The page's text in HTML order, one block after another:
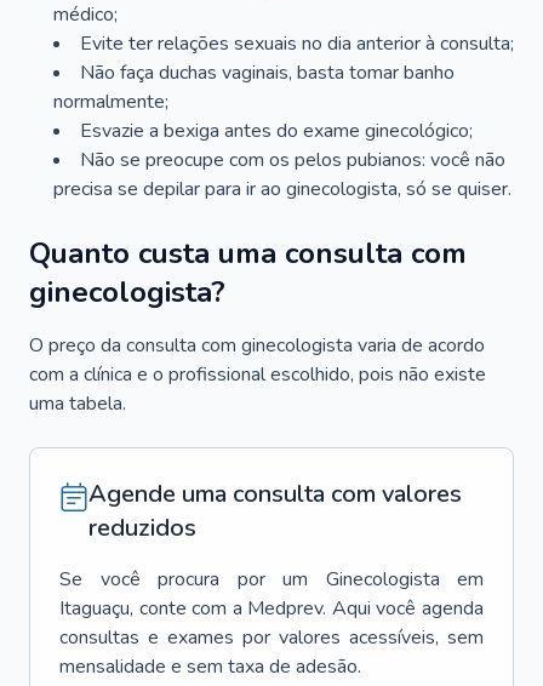
médico;
Evite ter relações sexuais no dia anterior à consulta;
Não faça duchas vaginais, basta tomar banho
normalmente;
Esvazie a bexiga antes do exame ginecológico;
Não se preocupe com os pelos pubianos: você não
precisa se depilar para ir ao ginecologista, só se quiser.
Quanto custa uma consulta com
ginecologista?
O preço da consulta com ginecologista varia de acordo
com a clínica e o profissional escolhido, pois não existe
uma tabela.
Agende uma consulta com valores
reduzidos
Se você procura por um Ginecologista
em
Itaguaçu, conte com a Medprev. Aqui você agenda
consultas e exames por valores acessíveis, sem
mensalidade e sem taxa de adesão.